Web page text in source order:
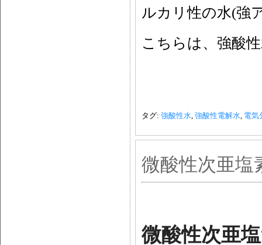
ルカリ性の水(強
こちらは、強酸
タグ: 強酸性水, 強酸性電解水, 電気
微酸性次亜塩
微酸性次亜